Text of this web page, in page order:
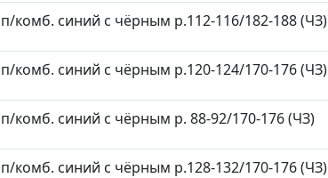
синий с чёрным р.112-116/182-188 (ЧЗ)
синий с чёрным р.120-124/170-176 (ЧЗ)
синий с чёрным р. 88-92/170-176 (ЧЗ)
синий с чёрным р.128-132/170-176 (ЧЗ)